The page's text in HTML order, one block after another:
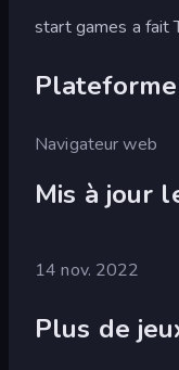
start games a fait
Plateforme
Navigateur web
Mis à jour
14 nov. 2022
Plus de